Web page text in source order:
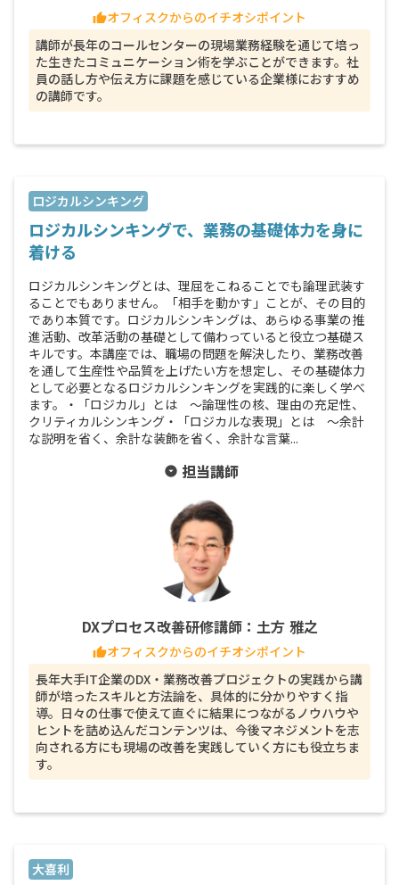
thumb_upオフィスクからのイチオシポイント
講師が長年のコールセンターの現場業務経験を通じて培っ
た生きたコミュニケーション術を学ぶことができます。社
員の話し方や伝え方に課題を感じている企業様におすすめ
の講師です。
ロジカルシンキング
ロジカルシンキングで、業務の基礎体力を身に
着ける
ロジカルシンキングとは、理屈をこねることでも論理武装す
ることでもありません。「相手を動かす」ことが、その目的
であり本質です。ロジカルシンキングは、あらゆる事業の推
進活動、改革活動の基礎として備わっていると役立つ基礎ス
キルです。本講座では、職場の問題を解決したり、業務改善
を通して生産性や品質を上げたい方を想定し、その基礎体力
として必要となるロジカルシンキングを実践的に楽しく学べ
ます。・「ロジカル」とは ～論理性の核、理由の充足性、
クリティカルシンキング・「ロジカルな表現」とは ～余計
な説明を省く、余計な装飾を省く、余計な言葉...
arrow_drop_down_circle 担当講師
DXプロセス改善研修講師：土方 雅之
thumb_upオフィスクからのイチオシポイント
長年大手IT企業のDX・業務改善プロジェクトの実践から講
師が培ったスキルと方法論を、具体的に分かりやすく指
導。日々の仕事で使えて直ぐに結果につながるノウハウや
ヒントを詰め込んだコンテンツは、今後マネジメントを志
向される方にも現場の改善を実践していく方にも役立ちま
す。
大喜利